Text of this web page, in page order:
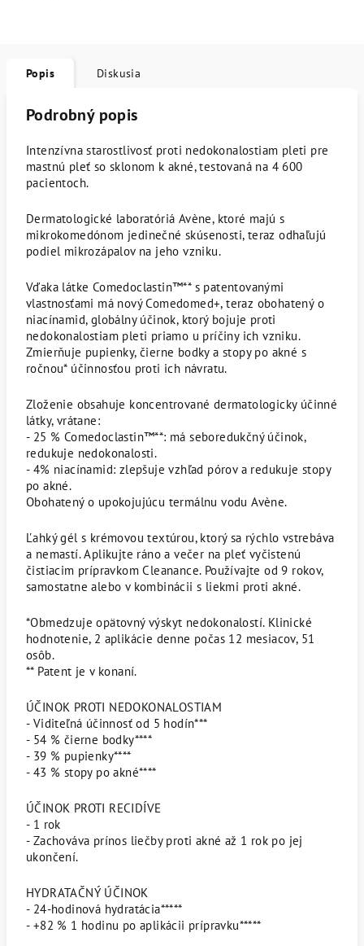
Popis Diskusia
Podrobný popis
Intenzívna starostlivosť proti nedokonalostiam pleti pre
mastnú pleť so sklonom k akné, testovaná na 4 600
pacientoch.
Dermatologické laboratóriá Avène, ktoré majú s
mikrokomedónom jedinečné skúsenosti, teraz odhaľujú
podiel mikrozápalov na jeho vzniku.
Vďaka látke Comedoclastin™** s patentovanými
vlastnosťami má nový Comedomed+, teraz obohatený o
niacínamid, globálny účinok, ktorý bojuje proti
nedokonalostiam pleti priamo u príčiny ich vzniku.
Zmierňuje pupienky, čierne bodky a stopy po akné s
ročnou* účinnosťou proti ich návratu.
Zloženie obsahuje koncentrované dermatologicky účinné
látky, vrátane:
- 25 % Comedoclastin™**: má seboredukčný účinok,
redukuje nedokonalosti.
- 4% niacínamid: zlepšuje vzhľad pórov a redukuje stopy
po akné.
Obohatený o upokojujúcu termálnu vodu Avène.
Ľahký gél s krémovou textúrou, ktorý sa rýchlo vstrebáva
a nemastí. Aplikujte ráno a večer na pleť vyčistenú
čistiacim prípravkom Cleanance. Používajte od 9 rokov,
samostatne alebo v kombinácii s liekmi proti akné.
*Obmedzuje opätovný výskyt nedokonalostí. Klinické
hodnotenie, 2 aplikácie denne počas 12 mesiacov, 51
osôb.
** Patent je v konaní.
ÚČINOK PROTI NEDOKONALOSTIAM
- Viditeľná účinnosť od 5 hodín***
- 54 % čierne bodky****
- 39 % pupienky****
- 43 % stopy po akné****
ÚČINOK PROTI RECIDÍVE
- 1 rok
- Zachováva prínos liečby proti akné až 1 rok po jej
ukončení.
HYDRATAČNÝ ÚČINOK
- 24-hodinová hydratácia*****
- +82 % 1 hodinu po aplikácii prípravku*****